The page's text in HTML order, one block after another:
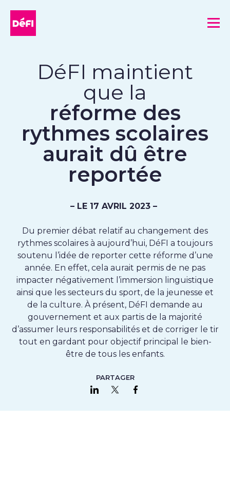
DéFI maintient
que la
réforme des
rythmes scolaires
aurait dû être
reportée
– LE 17 AVRIL 2023 –
Du premier débat relatif au changement des
rythmes scolaires à aujourd’hui, DéFI a toujours
soutenu l’idée de reporter cette réforme d’une
année. En effet, cela aurait permis de ne pas
impacter négativement l’immersion linguistique
ainsi que les secteurs du sport, de la jeunesse et
de la culture. À présent, DéFI demande au
gouvernement et aux partis de la majorité
d’assumer leurs responsabilités et de corriger le tir
tout en gardant pour objectif principal le bien-
être de tous les enfants.
PARTAGER
Partager sur LinkedIn
Partager sur Twitter